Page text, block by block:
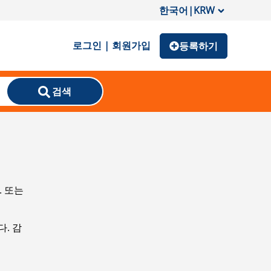
한국어|KRW
로그인 | 회원가입 등록하기
검색
또는
. 감